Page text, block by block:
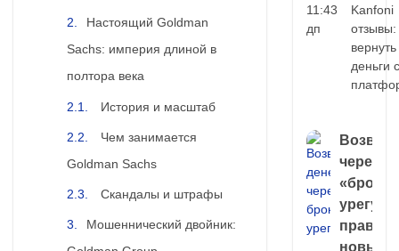
Настоящий Goldman
Sachs: империя длиной в
полтора века
История и масштаб
Чем занимается
Goldman Sachs
Скандалы и штрафы
Мошеннический двойник:
11:43
дп
Kanfoni
отзывы:
вернуть
деньги с
через
правда
новый